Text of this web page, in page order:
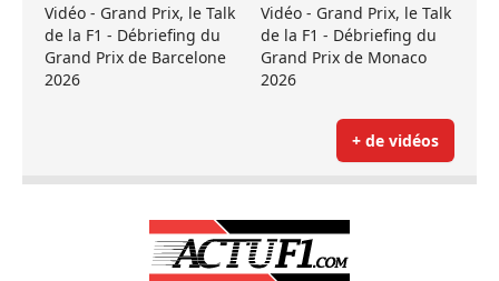
Vidéo - Grand Prix, le Talk
de la F1 - Débriefing du
Grand Prix de Barcelone
2026
Vidéo - Grand Prix, le Talk
de la F1 - Débriefing du
Grand Prix de Monaco
2026
+ de vidéos